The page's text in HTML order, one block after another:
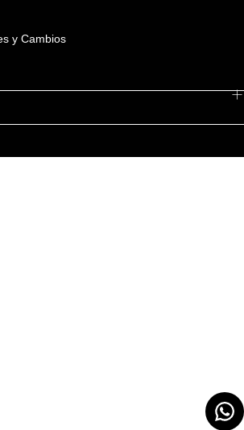
y Cambios